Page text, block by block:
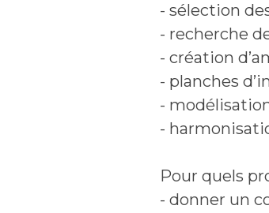
- sélection
- recherche
- création
- planches
-
-
Pour quels
- donner un